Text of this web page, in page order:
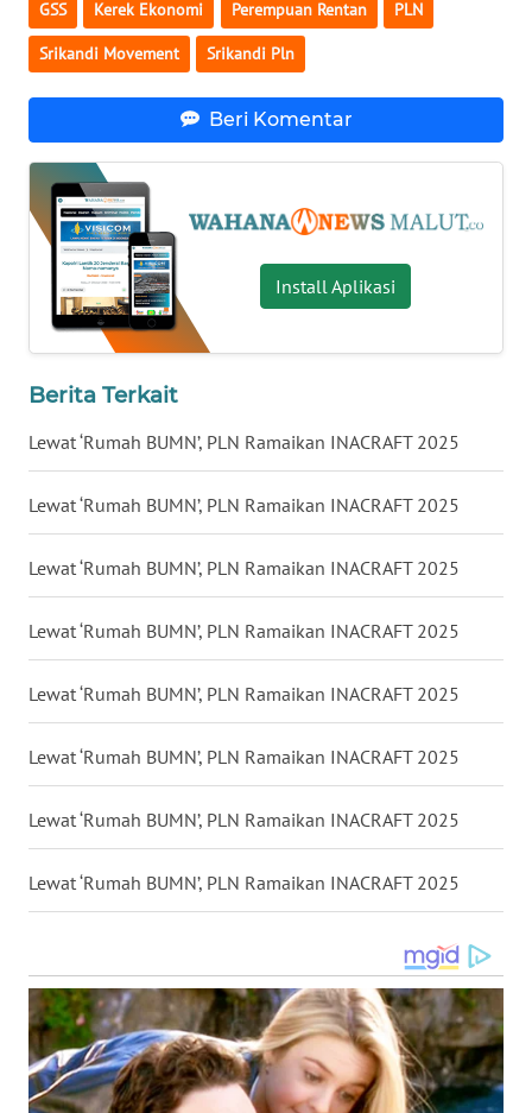
GSS Kerek Ekonomi Perempuan Rentan PLN
Srikandi Movement Srikandi Pln
Beri Komentar
Install Aplikasi
Berita Terkait
Lewat ‘Rumah BUMN’, PLN Ramaikan INACRAFT 2025
Lewat ‘Rumah BUMN’, PLN Ramaikan INACRAFT 2025
Lewat ‘Rumah BUMN’, PLN Ramaikan INACRAFT 2025
Lewat ‘Rumah BUMN’, PLN Ramaikan INACRAFT 2025
Lewat ‘Rumah BUMN’, PLN Ramaikan INACRAFT 2025
Lewat ‘Rumah BUMN’, PLN Ramaikan INACRAFT 2025
Lewat ‘Rumah BUMN’, PLN Ramaikan INACRAFT 2025
Lewat ‘Rumah BUMN’, PLN Ramaikan INACRAFT 2025
WN
KALTARA
WN
KALSEL
WN
KALTIM
WN
SULSEL
WN
SULUT
WN
MALUKU
WN
MALUT
WN
TOBA
NIAS
WN
LANGKAT